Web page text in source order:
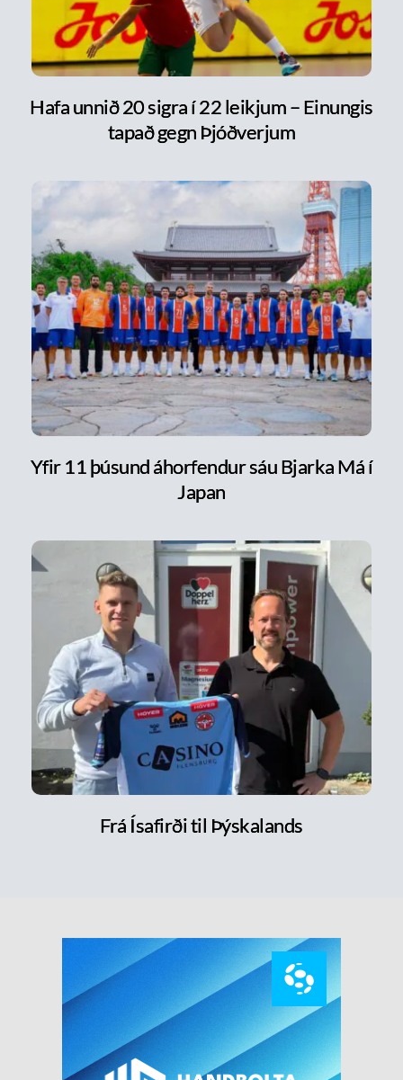
Hafa unnið 20 sigra í 22 leikjum – Einungis
tapað gegn Þjóðverjum
Yfir 11 þúsund áhorfendur sáu Bjarka Má í
Japan
Frá Ísafirði til Þýskalands